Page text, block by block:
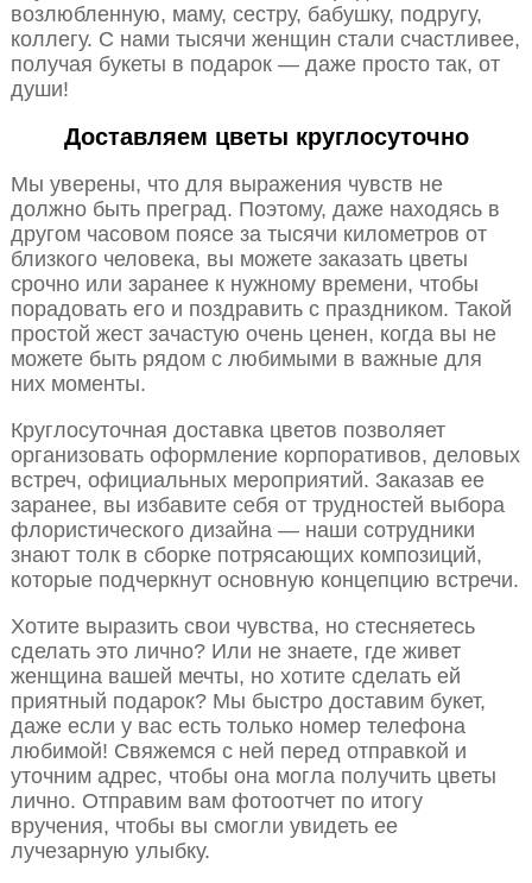
возлюбленную, маму, сестру, бабушку, подругу,
коллегу. С нами тысячи женщин стали счастливее,
получая букеты в подарок — даже просто так, от
души!
Доставляем цветы круглосуточно
Мы уверены, что для выражения чувств не
должно быть преград. Поэтому, даже находясь в
другом часовом поясе за тысячи километров от
близкого человека, вы можете заказать цветы
срочно или заранее к нужному времени, чтобы
порадовать его и поздравить с праздником. Такой
простой жест зачастую очень ценен, когда вы не
можете быть рядом с любимыми в важные для
них моменты.
Круглосуточная доставка цветов позволяет
организовать оформление корпоративов, деловых
встреч, официальных мероприятий. Заказав ее
заранее, вы избавите себя от трудностей выбора
флористического дизайна — наши сотрудники
знают толк в сборке потрясающих композиций,
которые подчеркнут основную концепцию встречи.
Хотите выразить свои чувства, но стесняетесь
сделать это лично? Или не знаете, где живет
женщина вашей мечты, но хотите сделать ей
приятный подарок? Мы быстро доставим букет,
даже если у вас есть только номер телефона
любимой! Свяжемся с ней перед отправкой и
уточним адрес, чтобы она могла получить цветы
лично. Отправим вам фотоотчет по итогу
вручения, чтобы вы смогли увидеть ее
лучезарную улыбку.